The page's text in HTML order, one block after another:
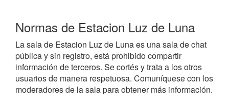
Normas de Estacion Luz de Luna
La sala de Estacion Luz de Luna es una sala de chat
pública y sin registro, está prohibido compartir
información de terceros. Se cortés y trata a los otros
usuarios de manera respetuosa. Comuníquese con los
moderadores de la sala para obtener más información.